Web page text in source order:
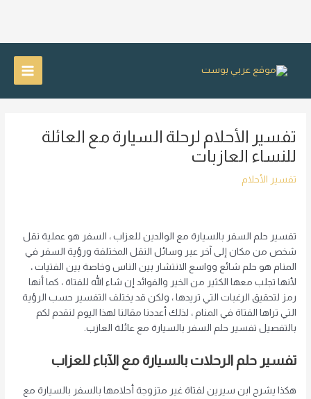
Main
تفسير الأحلام لرحلة السيارة مع العائلة
للنساء العازبات
تفسير الأحلام
تفسير حلم السفر بالسيارة مع الوالدين للعزاب ، السفر هو عملية نقل
شخص من مكان إلى آخر عبر وسائل النقل المختلفة ورؤية السفر في
المنام هو حلم شائع وواسع الانتشار بين الناس وخاصة بين الفتيات ،
لأنها تجلب معها الكثير من الخير والفوائد إن شاء الله للفتاة ، كما أنها
رمز لتحقيق الرغبات التي تريدها ، ولكن قد يختلف التفسير حسب الرؤية
التي تراها الفتاة في المنام ، لذلك أعددنا مقالنا لهذا اليوم لنقدم لكم
بالتفصيل تفسير حلم السفر بالسيارة مع عائلة العازب.
تفسير حلم الرحلات بالسيارة مع الآباء للعزاب
هكذا يشرح ابن سيرين لفتاة غير متزوجة أحلامها بالسفر بالسيارة مع